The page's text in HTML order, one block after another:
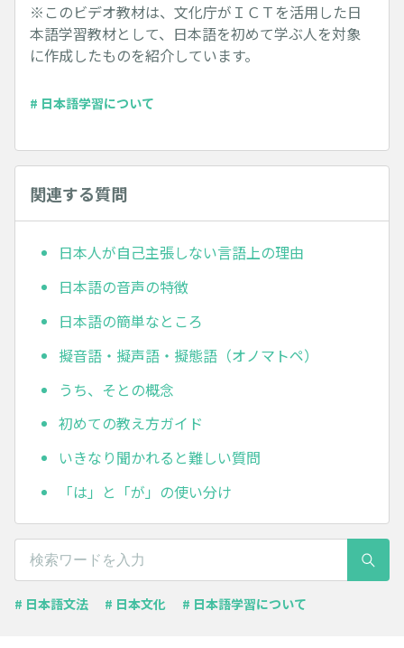
※このビデオ教材は、文化庁がＩＣＴを活用した日
本語学習教材として、日本語を初めて学ぶ人を対象
に作成したものを紹介しています。
# 日本語学習について
関連する質問
日本人が自己主張しない言語上の理由
日本語の音声の特徴
日本語の簡単なところ
擬音語・擬声語・擬態語（オノマトペ）
うち、そとの概念
初めての教え方ガイド
いきなり聞かれると難しい質問
「は」と「が」の使い分け
# 日本語文法 # 日本文化 # 日本語学習について